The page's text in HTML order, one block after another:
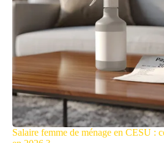
Salaire femme de ménage en CESU :